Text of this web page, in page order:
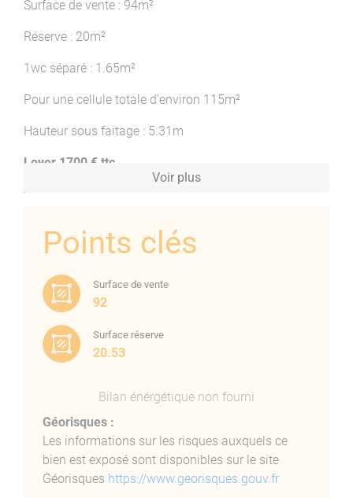
Surface de vente : 94m²
Réserve : 20m²
1wc séparé : 1.65m²
Pour une cellule totale d’environ 115m²
Hauteur sous faitage : 5.31m
Loyer 1700 € ttc
Charges: 100€/mois
Voir plus
Points clés
Surface de vente
92
Surface réserve
20.53
Bilan énérgétique non fourni
Géorisques :
Les informations sur les risques auxquels ce
bien est exposé sont disponibles sur le site
Géorisques https://www.georisques.gouv.fr